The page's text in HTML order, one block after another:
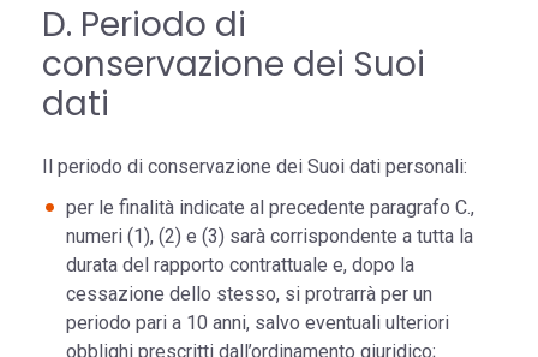
D. Periodo di
conservazione dei Suoi
dati
Il periodo di conservazione dei Suoi dati personali:
per le finalità indicate al precedente paragrafo C.,
numeri (1), (2) e (3) sarà corrispondente a tutta la
durata del rapporto contrattuale e, dopo la
cessazione dello stesso, si protrarrà per un
periodo pari a 10 anni, salvo eventuali ulteriori
obblighi prescritti dall’ordinamento giuridico;